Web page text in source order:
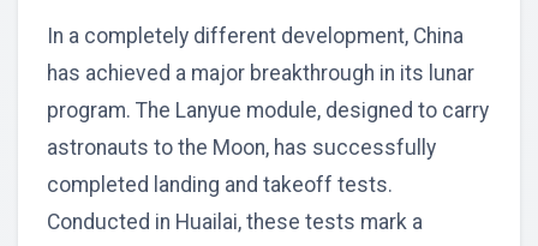
In a completely different development, China
has achieved a major breakthrough in its lunar
program. The Lanyue module, designed to carry
astronauts to the Moon, has successfully
completed landing and takeoff tests.
Conducted in Huailai, these tests mark a